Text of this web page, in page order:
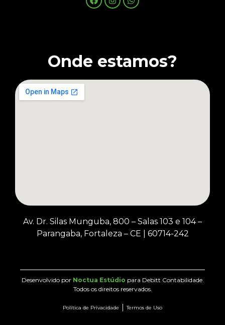
Onde estamos?
Av. Dr. Silas Munguba, 800 – Salas 103 e 104 –
Parangaba, Fortaleza – CE
60714-242
Desenvolvido por Noctua Estúdio para Debitt Contabilidade.
Todos os direitos reservados.
Política de Privacidade Termos de Uso